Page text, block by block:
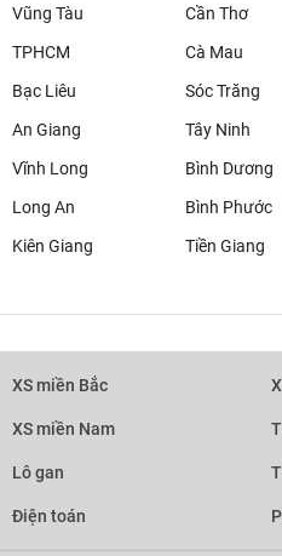
Vũng Tàu Cần Thơ
TPHCM
Cà Mau
Bạc Liêu
Sóc Trăng
An Giang
Tây Ninh
Vĩnh Long
Bình Dương
Long An
Bình Phước
Kiên Giang
Tiền Giang
XS miền Bắc
XS miền Nam
Lô gan
Điện toán